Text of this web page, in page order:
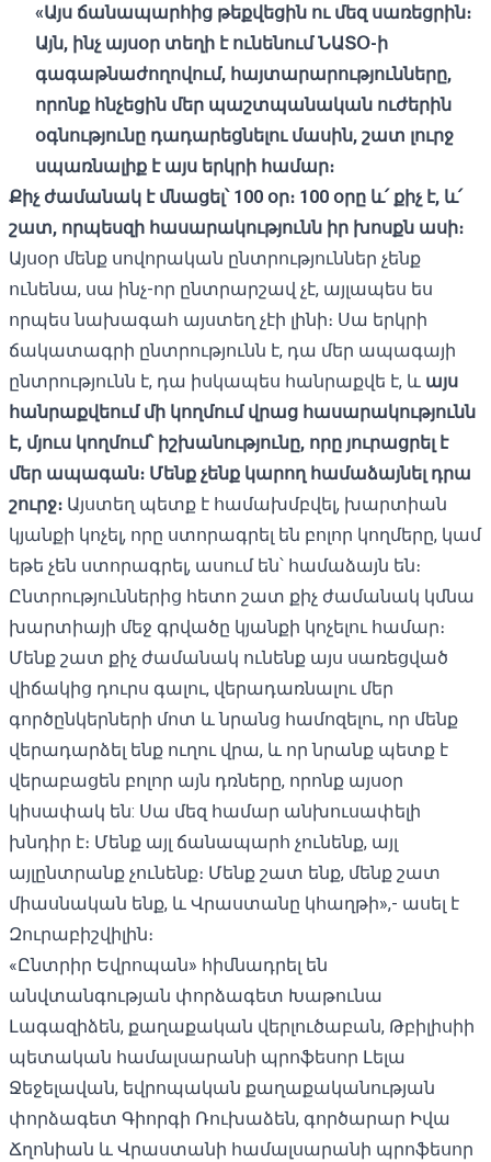
«Այս ճանապարհից թեքվեցին ու մեզ սառեցրին։
Այն, ինչ այսօր տեղի է ունենում ՆԱՏՕ-ի
գագաթնաժողովում, հայտարարությունները,
որոնք հնչեցին մեր պաշտպանական ուժերին
օգնությունը դադարեցնելու մասին, շատ լուրջ
սպառնալիք է այս երկրի համար։
Քիչ ժամանակ է մնացել՝ 100 օր։ 100 օրը և՛ քիչ է, և՛
շատ, որպեսզի հասարակությունն իր խոսքն ասի։
Այսօր մենք սովորական ընտրություններ չենք
ունենա, սա ինչ-որ ընտրարշավ չէ, այլապես ես
որպես նախագահ այստեղ չէի լինի։ Սա երկրի
ճակատագրի ընտրությունն է, դա մեր ապագայի
ընտրությունն է, դա իսկապես հանրաքվե է, և այս
հանրաքվեում մի կողմում վրաց հասարակությունն
է, մյուս կողմում՝ իշխանությունը, որը յուրացրել է
մեր ապագան։ Մենք չենք կարող համաձայնել դրա
շուրջ։ Այստեղ պետք է համախմբվել, խարտիան
կյանքի կոչել, որը ստորագրել են բոլոր կողմերը, կամ
եթե չեն ստորագրել, ասում են՝ համաձայն են։
Ընտրություններից հետո շատ քիչ ժամանակ կմնա
խարտիայի մեջ գրվածը կյանքի կոչելու համար։
Մենք շատ քիչ ժամանակ ունենք այս սառեցված
վիճակից դուրս գալու, վերադառնալու մեր
գործընկերների մոտ և նրանց համոզելու, որ մենք
վերադարձել ենք ուղու վրա, և որ նրանք պետք է
վերաբացեն բոլոր այն դռները, որոնք այսօր
կիսափակ են: Սա մեզ համար անխուսափելի
խնդիր է։ Մենք այլ ճանապարհ չունենք, այլ
այլընտրանք չունենք։ Մենք շատ ենք, մենք շատ
միասնական ենք, և Վրաստանը կհաղթի»,- ասել է
Զուրաբիշվիլին։
«Ընտրիր Եվրոպան» հիմնադրել են
անվտանգության փորձագետ Խաթունա
Լագազիձեն, քաղաքական վերլուծաբան, Թբիլիսիի
պետական ​​համալսարանի պրոֆեսոր Լելա
Ջեջելավան, եվրոպական քաղաքականության
փորձագետ Գիորգի Ռուխաձեն, գործարար Իվա
Ճղոնիան և Վրաստանի համալսարանի պրոֆեսոր